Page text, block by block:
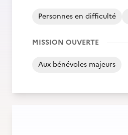
Personnes en difficulté
MISSION OUVERTE
Aux bénévoles majeurs